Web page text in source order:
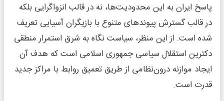
پاسخ ایران به این محدودیت‌ها، نه در قالب انزواگرایی بلکه
در قالب گسترش پیوندهای متنوع با بازیگران آسیایی تعریف
شده است. از این منظر، سیاست نگاه به شرق استمرار منطقی
دکترین استقلال سیاسی جمهوری اسلامی است که هدف آن
ایجاد موازنه درون‌نظامی از طریق تعمیق روابط با مراکز جدید
قدرت است.